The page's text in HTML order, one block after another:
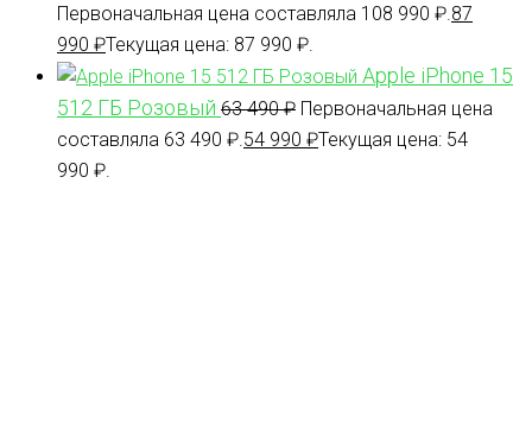
Первоначальная цена составляла 108 990 ₽. 87
990 ₽Текущая цена: 87 990 ₽.
Apple iPhone 15
512 ГБ Розовый 63 490₽ Первоначальная цена
составляла 63 490 ₽. 54 990 ₽Текущая цена: 54
990 ₽.